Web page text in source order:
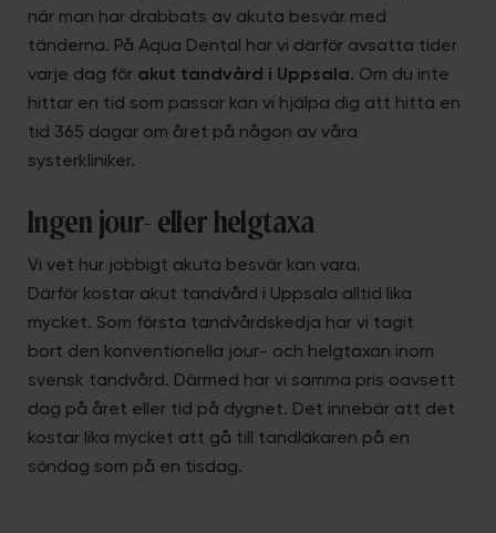
när man har drabbats av akuta besvär med
tänderna. På Aqua Dental har vi därför avsatta tider
varje dag för akut tandvård i Uppsala. Om du inte
hittar en tid som passar kan vi hjälpa dig att hitta en
tid 365 dagar om året på någon av våra
systerkliniker.
Ingen jour- eller helgtaxa
Vi vet hur jobbigt akuta besvär kan vara.
Därför kostar akut tandvård i Uppsala alltid lika
mycket. Som första tandvårdskedja har vi tagit
bort den konventionella jour- och helgtaxan inom
svensk tandvård. Därmed har vi samma pris oavsett
dag på året eller tid på dygnet. Det innebär att det
kostar lika mycket att gå till tandläkaren på en
söndag som på en tisdag.